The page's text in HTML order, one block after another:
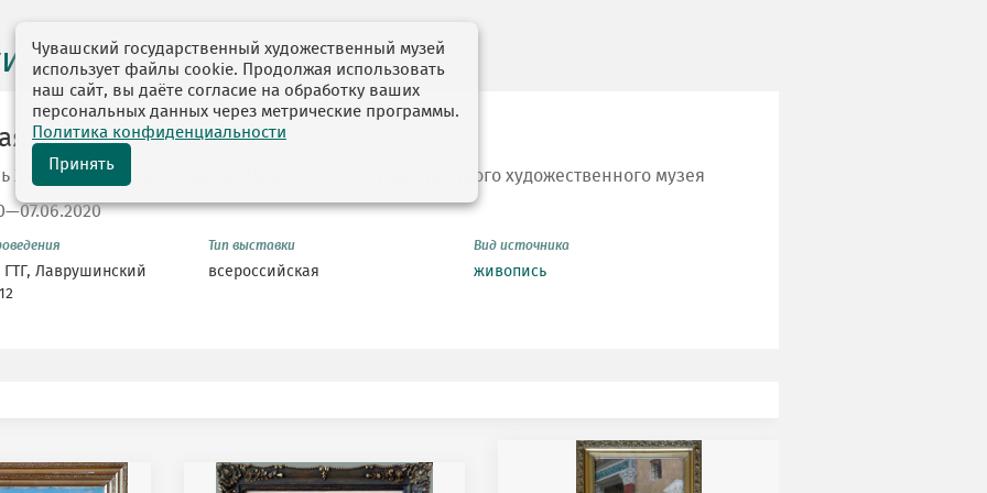
выставок
карта России
XVIII -XX веков из собрания Чувашского государственного художественного музея
ГТГ, Лаврушинский
Тип выставки
всероссийская
Вид источника
живопись
Чувашский государственный художественный музей
использует файлы cookie. Продолжая использовать
наш сайт, вы даёте согласие на обработку ваших
персональных данных через метрические программы.
Политика конфиденциальности
Принять